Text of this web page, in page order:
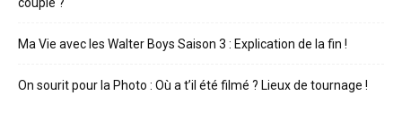
Ma Vie avec les Walter Boys Saison 3 : Explication de la fin !
On sourit pour la Photo : Où a t’il été filmé ? Lieux de tournage !